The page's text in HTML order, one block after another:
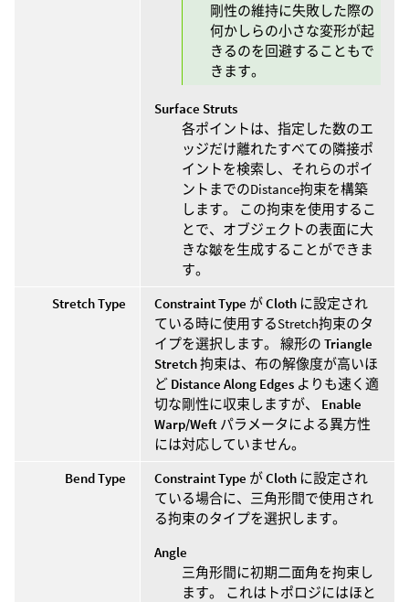
剛性の維持に失敗した際の
何かしらの小さな変形が起
きるのを回避することもで
きます。
Surface Struts
各ポイントは、指定した数のエ
ッジだけ離れたすべての隣接ポ
イントを検索し、それらのポイ
ントまでのDistance拘束を構築
します。 この拘束を使用するこ
とで、オブジェクトの表面に大
きな皺を生成することができま
す。
Stretch Type
Constraint Type がCloth に設定され
ている時に使用するStretch拘束のタ
イプを選択します。 線形の Triangle
Stretch拘束は、布の解像度が高いほ
ど Distance Along Edges よりも速く適
切な剛性に収束しますが、 Enable
Warp/Weft パラメータによる異方性
には対応していません。
Bend Type
Constraint Type がCloth に設定され
ている場合に、三角形間で使用され
る拘束のタイプを選択します。
Angle
三角形間に初期二面角を拘束し
ます。 これはトポロジにはほと